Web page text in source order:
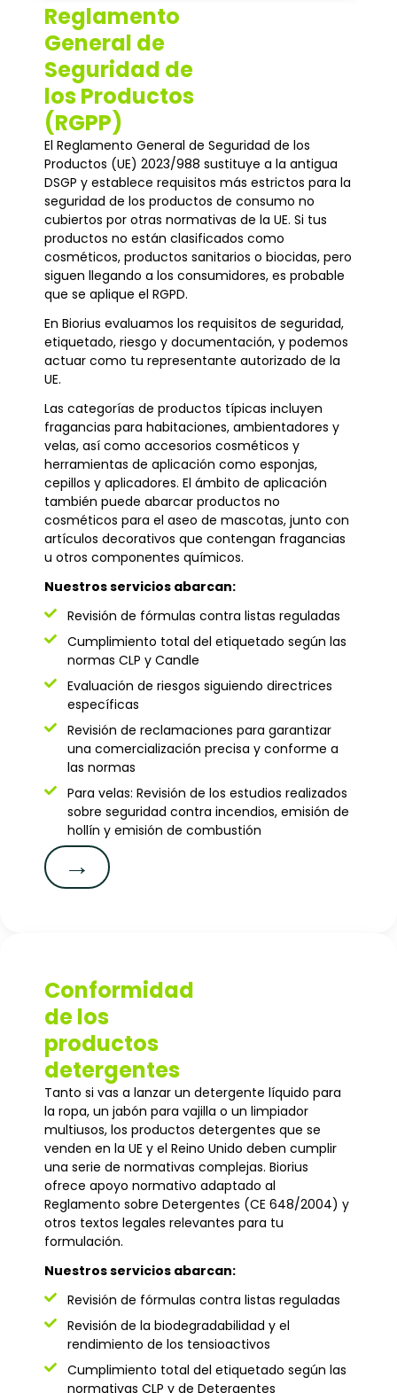
Reglamento
General de
Seguridad de
los Productos
(RGPP)
El Reglamento General de Seguridad de los
Productos (UE) 2023/988 sustituye a la antigua
DSGP y establece requisitos más estrictos para la
seguridad de los productos de consumo no
cubiertos por otras normativas de la UE. Si tus
productos no están clasificados como
cosméticos, productos sanitarios o biocidas, pero
siguen llegando a los consumidores, es probable
que se aplique el RGPD.
En Biorius evaluamos los requisitos de seguridad,
etiquetado, riesgo y documentación, y podemos
actuar como tu representante autorizado de la
UE.
Las categorías de productos típicas incluyen
fragancias para habitaciones, ambientadores y
velas, así como accesorios cosméticos y
herramientas de aplicación como esponjas,
cepillos y aplicadores. El ámbito de aplicación
también puede abarcar productos no
cosméticos para el aseo de mascotas, junto con
artículos decorativos que contengan fragancias
u otros componentes químicos.
Nuestros servicios abarcan:
Revisión de fórmulas contra listas reguladas
Cumplimiento total del etiquetado según las
normas CLP y Candle
Evaluación de riesgos siguiendo directrices
específicas
Revisión de reclamaciones para garantizar
una comercialización precisa y conforme a
las normas
Para velas: Revisión de los estudios realizados
sobre seguridad contra incendios, emisión de
hollín y emisión de combustión
→
Conformidad
de los
productos
detergentes
Tanto si vas a lanzar un detergente líquido para
la ropa, un jabón para vajilla o un limpiador
multiusos, los productos detergentes que se
venden en la UE y el Reino Unido deben cumplir
una serie de normativas complejas. Biorius
ofrece apoyo normativo adaptado al
Reglamento sobre Detergentes (CE 648/2004) y
otros textos legales relevantes para tu
formulación.
Nuestros servicios abarcan:
Revisión de fórmulas contra listas reguladas
Revisión de la biodegradabilidad y el
rendimiento de los tensioactivos
Cumplimiento total del etiquetado según las
normativas CLP y de Detergentes